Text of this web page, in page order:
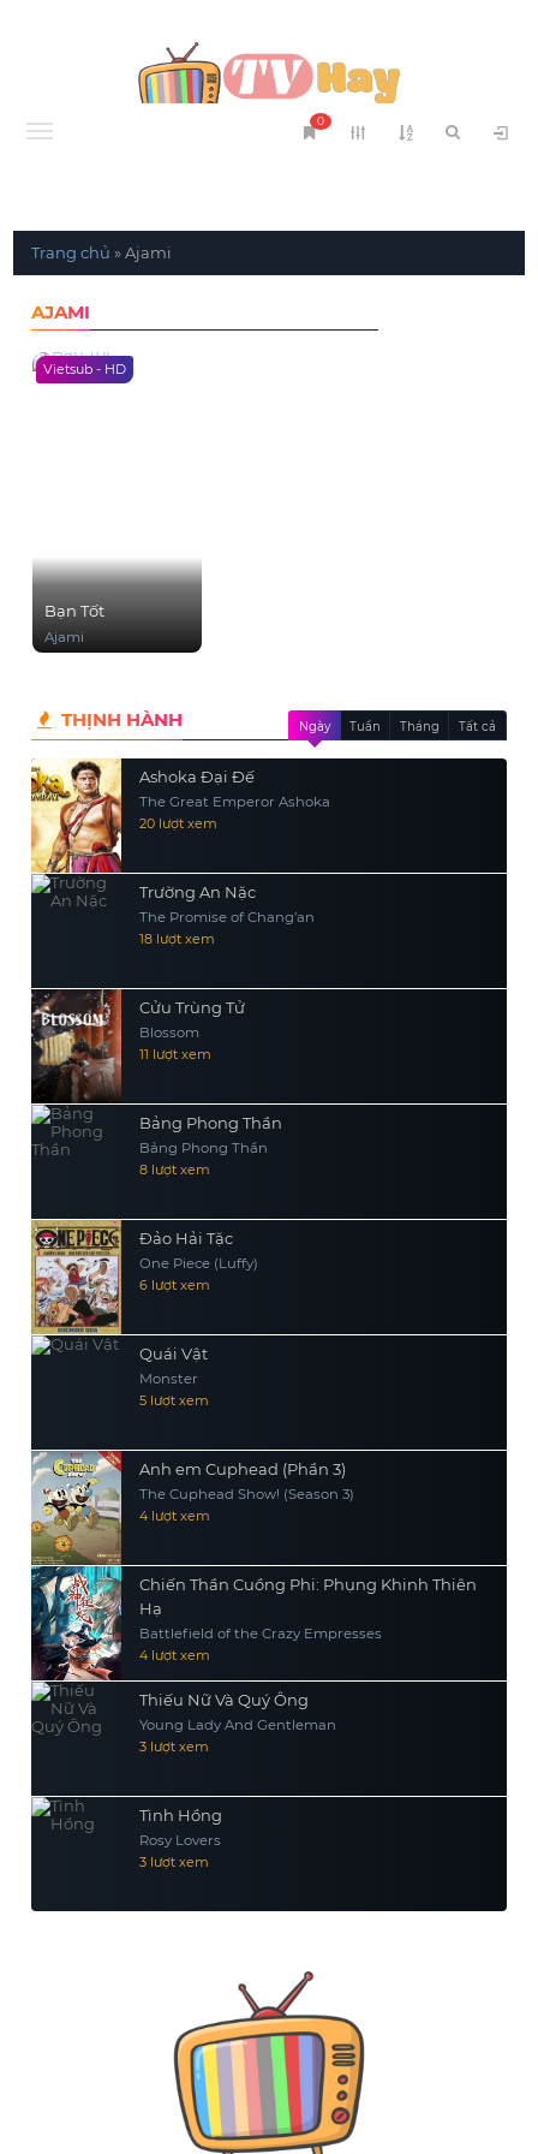
Menu
0
Trang chủ »Ajami
AJAMI
Vietsub - HD
Bạn Tốt
Ajami
THỊNH HÀNH Ngày Tuần Tháng Tất cả
Ashoka Đại Đế
The Great Emperor Ashoka
20 lượt xem
Trường An Nặc
The Promise of Chang’an
18 lượt xem
Cửu Trùng Tử
Blossom
11 lượt xem
Bảng Phong Thần
Bảng Phong Thần
8 lượt xem
Đảo Hải Tặc
One Piece (Luffy)
6 lượt xem
Quái Vật
Monster
5 lượt xem
Anh em Cuphead (Phần 3)
The Cuphead Show! (Season 3)
4 lượt xem
Chiến Thần Cuồng Phi: Phụng Khinh Thiên
Hạ
Battlefield of the Crazy Empresses
4 lượt xem
Thiếu Nữ Và Quý Ông
Young Lady And Gentleman
3 lượt xem
Tình Hồng
Rosy Lovers
3 lượt xem